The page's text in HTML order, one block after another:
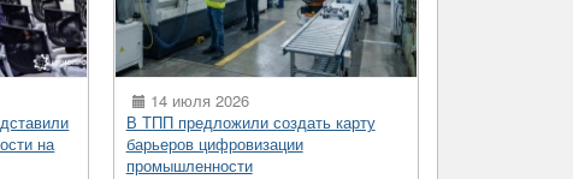
на
14 июля 2026
В ТПП предложили создать карту
барьеров цифровизации
промышленности